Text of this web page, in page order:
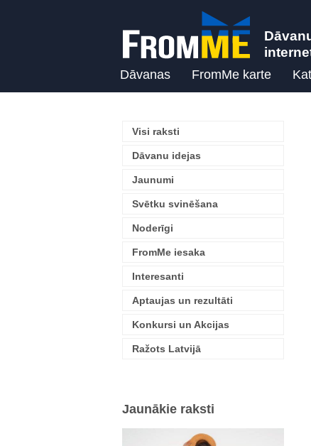
Dāvanas FromMe karte
Visi raksti
Dāvanu idejas
Jaunumi
Svētku svinēšana
Noderīgi
FromMe iesaka
Interesanti
Aptaujas un rezultāti
Konkursi un Akcijas
Ražots Latvijā
Jaunākie raksti